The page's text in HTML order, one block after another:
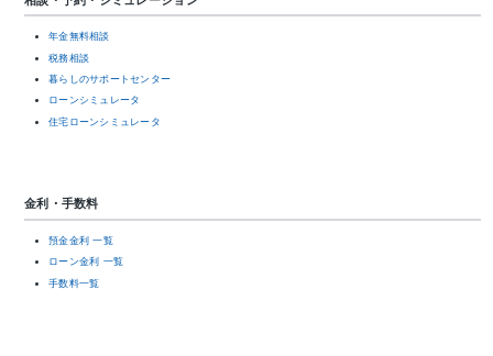
年金無料相談
税務相談
暮らしのサポートセンター
ローンシミュレータ
住宅ローンシミュレータ
金利・手数料
預金金利 一覧
ローン金利 一覧
手数料一覧